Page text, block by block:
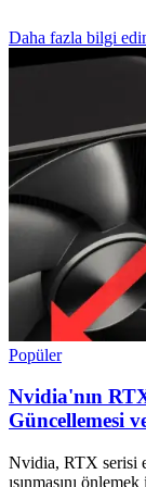
Daha fazla bilgi
Popüler
Nvidia'nın
Güncellemesi
Nvidia, RTX serisi
ısınmasını